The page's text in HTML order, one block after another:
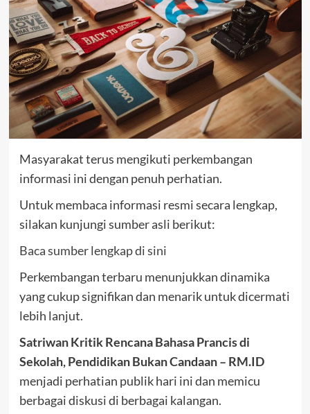
Masyarakat terus mengikuti perkembangan
informasi ini dengan penuh perhatian.
Untuk membaca informasi resmi secara lengkap,
silakan kunjungi sumber asli berikut:
Baca sumber lengkap di sini
Perkembangan terbaru menunjukkan dinamika
yang cukup signifikan dan menarik untuk dicermati
lebih lanjut.
Satriwan Kritik Rencana Bahasa Prancis di
Sekolah, Pendidikan Bukan Candaan – RM.ID
menjadi perhatian publik hari ini dan memicu
berbagai diskusi di berbagai kalangan.